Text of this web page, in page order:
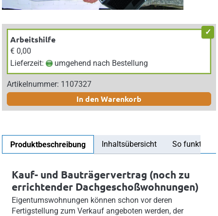
Arbeitshilfe
€ 0,00
Lieferzeit:
umgehend nach Bestellung
Artikelnummer: 1107327
In den Warenkorb
Produktbeschreibung Inhaltsübersicht So
Kauf- und Bauträgervertrag (noch zu
errichtender Dachgeschoßwohnungen)
Eigentumswohnungen können schon vor deren
Fertigstellung zum Verkauf angeboten werden, der